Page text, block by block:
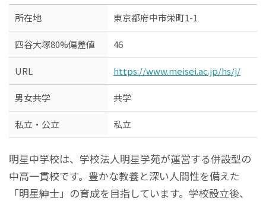
所在地 東京都府中市栄町1-1
四谷大塚80%偏差値 46
URL https://www.meisei.ac.jp/hs/j/
男女共学 共学
私立・公立 私立
明星中学校は、学校法人明星学苑が運営する併設型の
中高一貫校です。豊かな教養と深い人間性を備えた
「明星紳士」の育成を目指しています。学校設立後、